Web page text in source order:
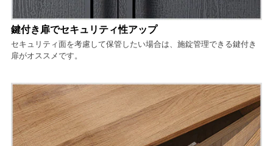
鍵付き扉でセキュリティ性アップ
セキュリティ面を考慮して保管したい場合は、施錠管理できる鍵付き
扉がオススメです。